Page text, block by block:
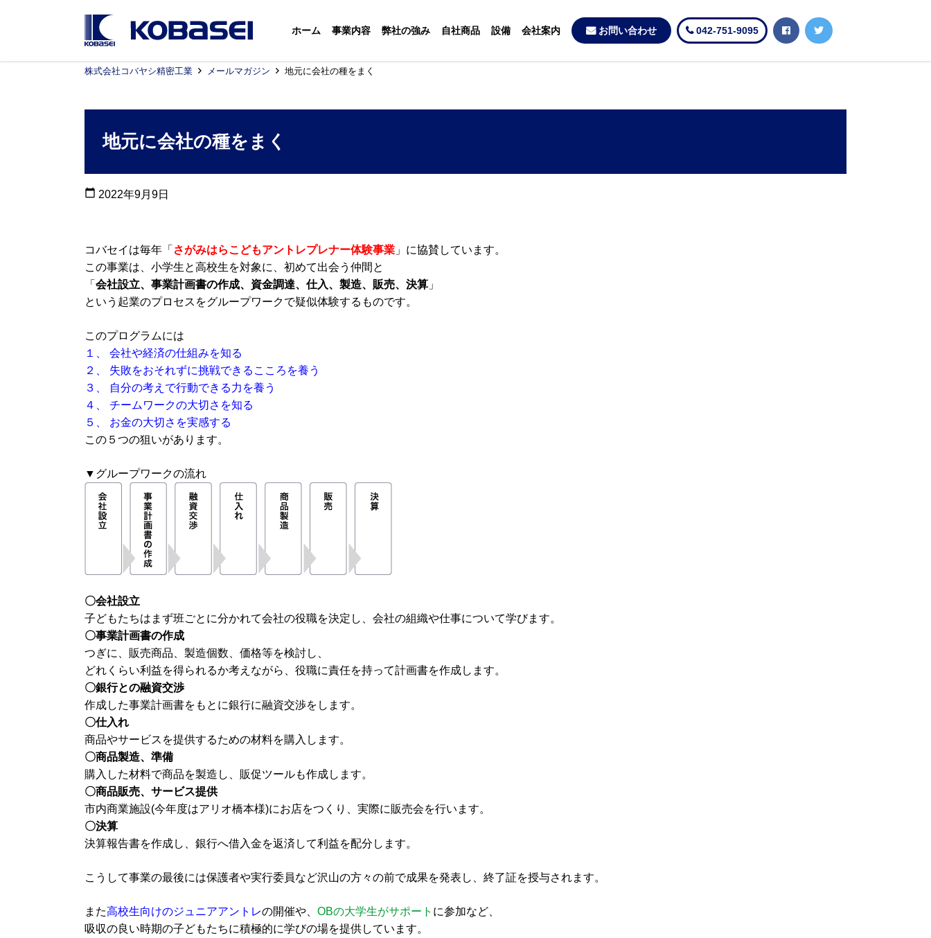
ホーム 事業内容 弊社の強み 自社商品 設備 会社案内 お問い合わせ 042-751-9095
株式会社コバヤシ精密工業 メールマガジン 地元に会社の種をまく
地元に会社の種をまく
calendar_today 2022年9月9日
コバセイは毎年「 さがみはらこどもアントレプレナー体験事業 」に協賛しています。
この事業は、小学生と高校生を対象に、初めて出会う仲間と
「 会社設立、事業計画書の作成、資金調達、仕入、製造、販売、決算 」
という起業のプロセスをグループワークで疑似体験するものです。
このプログラムには
１、 会社や経済の仕組みを知る
２、 失敗をおそれずに挑戦できるこころを養う
３、 自分の考えで行動できる力を養う
４、 チームワークの大切さを知る
５、 お金の大切さを実感する
この５つの狙いがあります。
▼グループワークの流れ
〇会社設立
子どもたちはまず班ごとに分かれて会社の役職を決定し、会社の組織や仕事について学びます。
〇事業計画書の作成
つぎに、販売商品、製造個数、価格等を検討し、
どれくらい利益を得られるか考えながら、役職に責任を持って計画書を作成します。
〇銀行との融資交渉
作成した事業計画書をもとに銀行に融資交渉をします。
〇仕入れ
商品やサービスを提供するための材料を購入します。
〇商品製造、準備
購入した材料で商品を製造し、販促ツールも作成します。
〇商品販売、サービス提供
市内商業施設(今年度はアリオ橋本様)にお店をつくり、実際に販売会を行います。
〇決算
決算報告書を作成し、銀行へ借入金を返済して利益を配分します。
こうして事業の最後には保護者や実行委員など沢山の方々の前で成果を発表し、終了証を授与されます。
また高校生向けのジュニアアントレの開催や、 OBの大学生がサポート に参加など、
吸収の良い時期の子どもたちに積極的に学びの場を提供しています。